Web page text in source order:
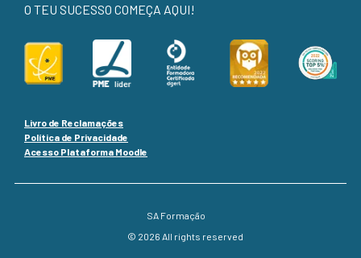
O TEU SUCESSO COMEÇA AQUI!
Livro de Reclamações
Política de Privacidade
Acesso Plataforma Moodle
SA Formação
© 2026 All rights reserved